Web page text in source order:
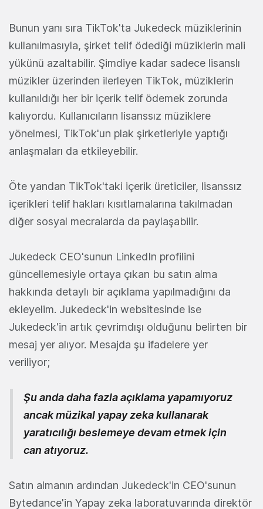
Bunun yanı sıra TikTok'ta Jukedeck müziklerinin
kullanılmasıyla, şirket telif ödediği müziklerin mali
yükünü azaltabilir. Şimdiye kadar sadece lisanslı
müzikler üzerinden ilerleyen TikTok, müziklerin
kullanıldığı her bir içerik telif ödemek zorunda
kalıyordu. Kullanıcıların lisanssız müziklere
yönelmesi, TikTok'un plak şirketleriyle yaptığı
anlaşmaları da etkileyebilir.
Öte yandan TikTok'taki içerik üreticiler, lisanssız
içerikleri telif hakları kısıtlamalarına takılmadan
diğer sosyal mecralarda da paylaşabilir.
Jukedeck CEO'sunun LinkedIn profilini
güncellemesiyle ortaya çıkan bu satın alma
hakkında detaylı bir açıklama yapılmadığını da
ekleyelim. Jukedeck'in websitesinde ise
Jukedeck'in artık çevrimdışı olduğunu belirten bir
mesaj yer alıyor. Mesajda şu ifadelere yer
veriliyor;
Şu anda daha fazla açıklama yapamıyoruz
ancak müzikal yapay zeka kullanarak
yaratıcılığı beslemeye devam etmek için
can atıyoruz.
Satın almanın ardından Jukedeck'in CEO'sunun
Bytedance'in Yapay zeka laboratuvarında direktör